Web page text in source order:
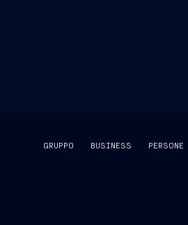
GRUPPO BUSINESS PERSONE